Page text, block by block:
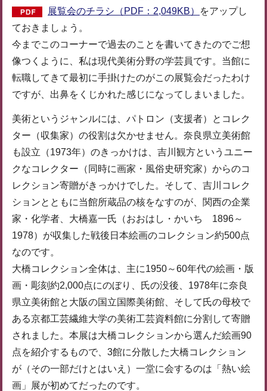
展覧会のチラシ（PDF：2,049KB）
をアップし
ておきましょう。
今までこのコーナーで過去のことを書いてきたのでご想
像つくように、私は現代美術分野の学芸員です。当館に
転職してきて最初に手掛けたのがこの展覧会だったわけ
ですが、出鼻をくじかれた感じになってしまいました。
美術というジャンルには、パトロン（支援者）とコレク
ター（収集家）の役割は欠かせません。奈良県立美術館
も設立（1973年）のきっかけは、吉川観方というユニー
クなコレクター（同時に画家・風俗史研究家）からのコ
レクション寄贈がきっかけでした。そして、吉川コレク
ションとともに当館所蔵品の核をなすのが、関西の企業
家・化学者、大橋嘉一氏（おおはし・かいち 1896～
1978）が収集した戦後日本絵画のコレクション約500点
なのです。
大橋コレクション全体は、主に1950～60年代の絵画・版
画・彫刻約2,000点にのぼり、氏の没後、1978年に奈良
県立美術館と大阪の国立国際美術館、そして氏の母校で
ある京都工芸繊維大学の美術工芸資料館に分割して寄贈
されました。本展は大橋コレクションから選んだ絵画90
点を紹介するもので、3館に分散した大橋コレクション
が（その一部だけとはいえ）一堂に会するのは「熱い絵
画」展が初めてだったのです。